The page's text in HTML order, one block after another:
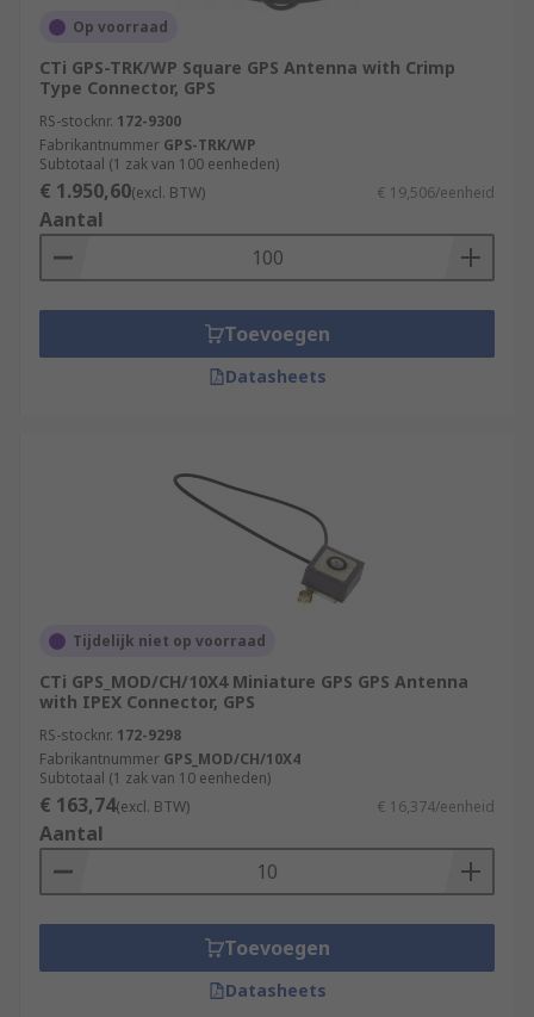
Op voorraad
CTi GPS-TRK/WP Square GPS Antenna with Crimp
Type Connector, GPS
RS-stocknr. 172-9300
Fabrikantnummer GPS-TRK/WP
Subtotaal (1 zak van 100 eenheden)
€ 1.950,60(excl. BTW) € 19,506/eenheid
Aantal
Toevoegen
Datasheets
Tijdelijk niet op voorraad
CTi GPS_MOD/CH/10X4 Miniature GPS GPS Antenna
with IPEX Connector, GPS
RS-stocknr. 172-9298
Fabrikantnummer GPS_MOD/CH/10X4
Subtotaal (1 zak van 10 eenheden)
€ 163,74(excl. BTW) € 16,374/eenheid
Aantal
Toevoegen
Datasheets